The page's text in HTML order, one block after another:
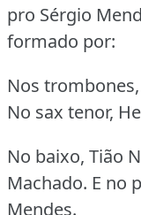
pro Sérgio
formado por:
Nos trombones,
No sax tenor,
No baixo, Tião
Machado. E no
Mendes.